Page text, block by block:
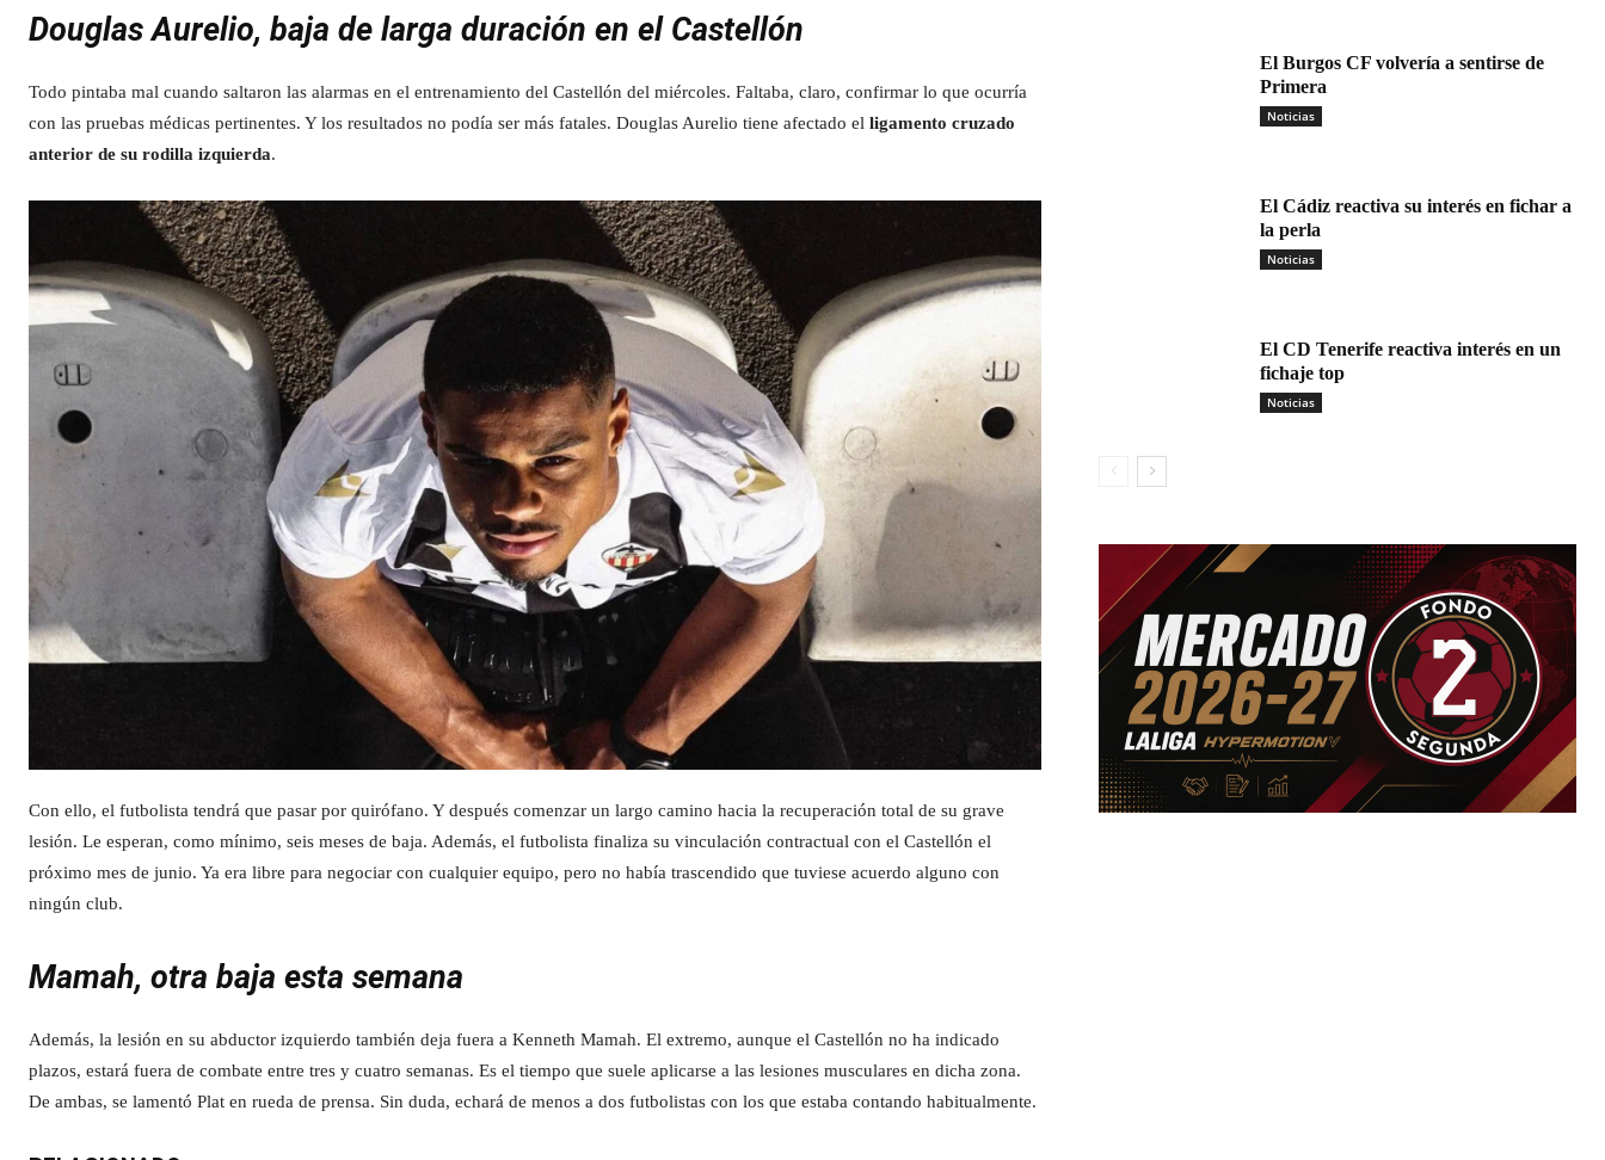
Douglas Aurelio, baja de larga duración en el Castellón
Todo pintaba mal cuando saltaron las alarmas en el entrenamiento del Castellón del miércoles. Faltaba, claro, confirmar lo que ocurría
con las pruebas médicas pertinentes. Y los resultados no podía ser más fatales. Douglas Aurelio tiene afectado el ligamento cruzado
anterior de su rodilla izquierda.
Con ello, el futbolista tendrá que pasar por quirófano. Y después comenzar un largo camino hacia la recuperación total de su grave
lesión. Le esperan, como mínimo, seis meses de baja. Además, el futbolista finaliza su vinculación contractual con el Castellón el
próximo mes de junio. Ya era libre para negociar con cualquier equipo, pero no había trascendido que tuviese acuerdo alguno con
ningún club.
Mamah, otra baja esta semana
Además, la lesión en su abductor izquierdo también deja fuera a Kenneth Mamah. El extremo, aunque el Castellón no ha indicado
plazos, estará fuera de combate entre tres y cuatro semanas. Es el tiempo que suele aplicarse a las lesiones musculares en dicha zona.
De ambas, se lamentó Plat en rueda de prensa. Sin duda, echará de menos a dos futbolistas con los que estaba contando habitualmente.
El Burgos CF volvería a sentirse de
Primera
Noticias
El Cádiz reactiva su interés en fichar a
la perla
Noticias
El CD Tenerife reactiva interés en un
fichaje top
Noticias